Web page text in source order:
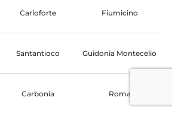
Carloforte Fiumicino
Santantioco Guidonia Montecelio
Carbonia Roma